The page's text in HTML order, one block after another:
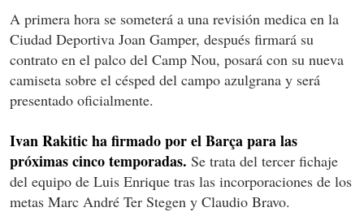
A primera hora se someterá a una revisión medica en la
Ciudad Deportiva Joan Gamper, después firmará su
contrato en el palco del Camp Nou, posará con su nueva
camiseta sobre el césped del campo azulgrana y será
presentado oficialmente.
Ivan Rakitic ha firmado por el Barça para las
próximas cinco temporadas. Se trata del tercer fichaje
del equipo de Luis Enrique tras las incorporaciones de los
metas Marc André Ter Stegen y Claudio Bravo.